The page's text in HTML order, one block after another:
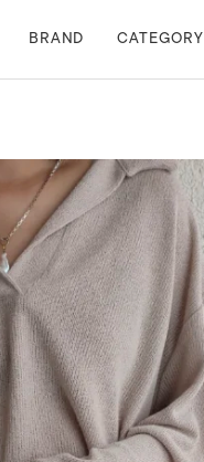
BRAND CATEGORY